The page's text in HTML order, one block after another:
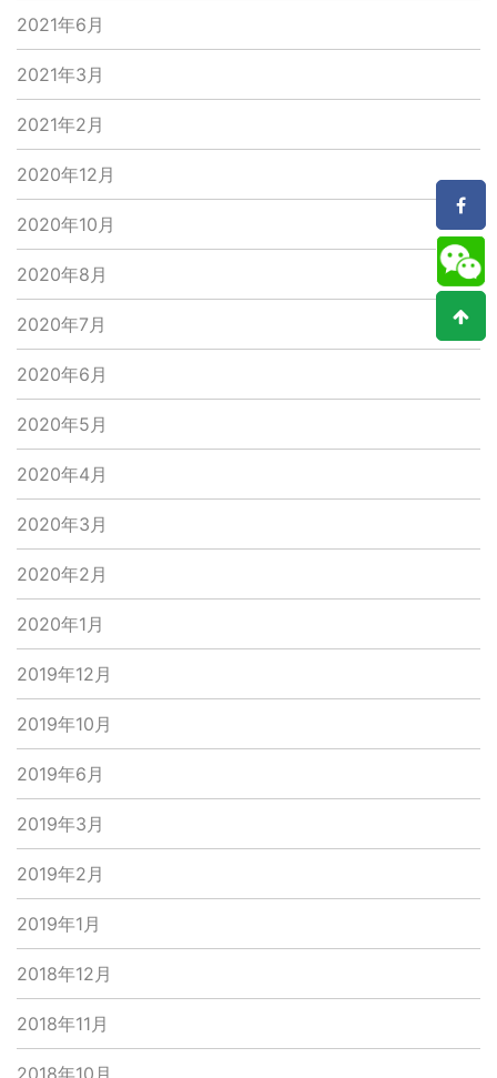
2021年6月
2021年3月
2021年2月
2020年12月
2020年10月
2020年8月
2020年7月
2020年6月
2020年5月
2020年4月
2020年3月
2020年2月
2020年1月
2019年12月
2019年10月
2019年6月
2019年3月
2019年2月
2019年1月
2018年12月
2018年11月